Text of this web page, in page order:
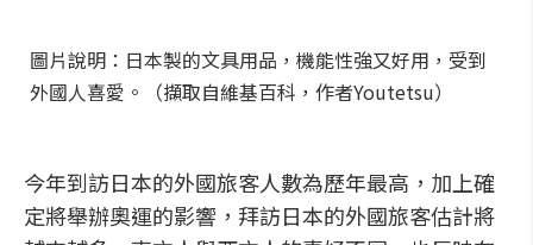
圖片說明：日本製的文具用品，機能性強又好用，受到
外國人喜愛。（擷取自維基百科，作者Youtetsu）
今年到訪日本的外國旅客人數為歷年最高，加上確
定將舉辦奧運的影響，拜訪日本的外國旅客估計將